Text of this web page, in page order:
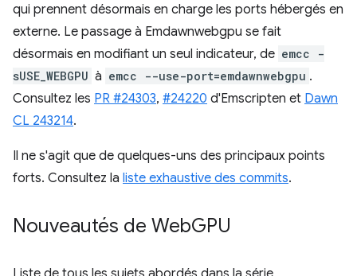
qui prennent désormais en charge les ports hébergés en
externe. Le passage à Emdawnwebgpu se fait
désormais en modifiant un seul indicateur, de emcc -
sUSE_WEBGPU à emcc --use-port=emdawnwebgpu .
Consultez les PR #24303, #24220 d'Emscripten et Dawn
CL 243214.
Il ne s'agit que de quelques-uns des principaux points
forts. Consultez la liste exhaustive des commits.
Nouveautés de WebGPU